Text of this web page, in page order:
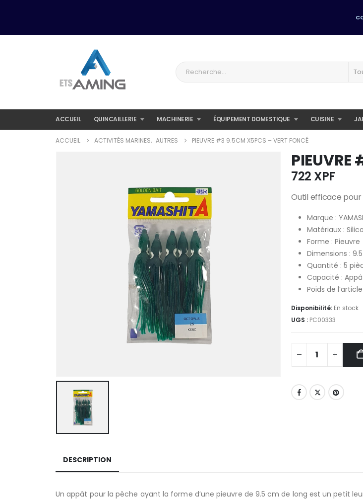
ACCUEIL QUINCAILLERIE MACHINERIE ÉQUIPEMENT DOMESTIQUE CUISINE
ACCUEIL ACTIVITÉS MARINES, AUTRES PIEUVRE #3 9.5CM X5PCS – VERT FONCÉ
722 XPF
Outil efficace
Marque :
Matériaux :
Forme : Pieuvre
Dimensions :
Quantité : 5
Capacité :
Poids de
Disponibilité: En stock
UGS : PC00333
DESCRIPTION
Un appât pour la pêche ayant la forme d’une pieuvre de 9.5 cm de long est un petit